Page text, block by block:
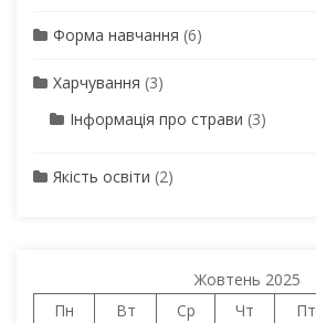
Форма навчання (6)
Харчування (3)
Інформація про страви (3)
Якість освіти (2)
Жовтень 2025
Пн
Вт Ср Чт Пт